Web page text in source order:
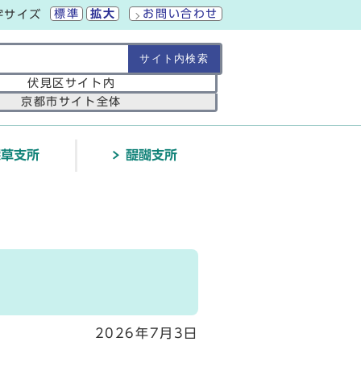
サイズ 標準 拡大 お問い合わせ
囲 伏見区サイト内
京都市サイト全体
支所 醍醐支所
2026年7月3日